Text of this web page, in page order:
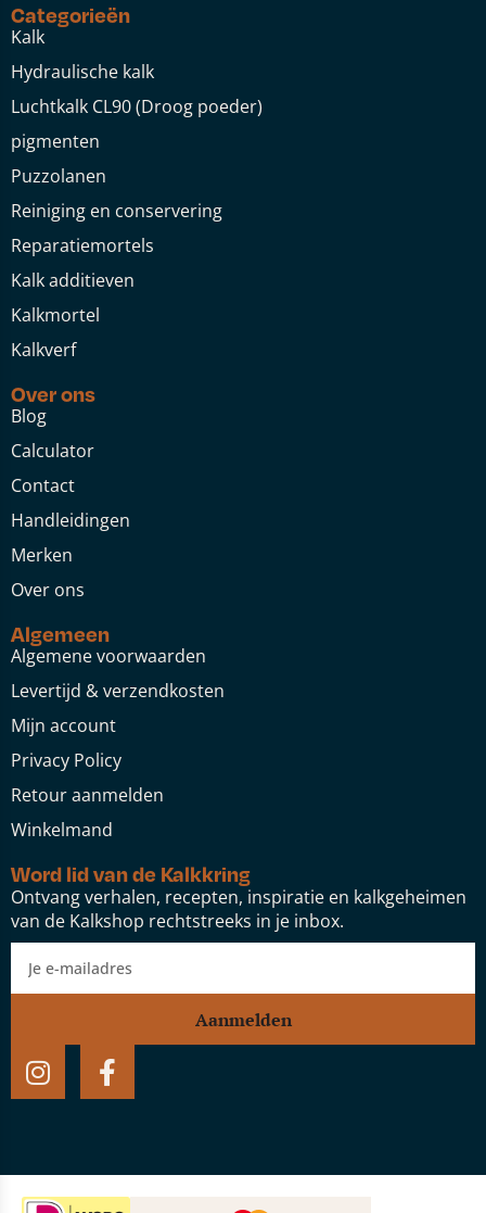
Categorieën
Kalk
Hydraulische kalk
Luchtkalk CL90 (Droog poeder)
pigmenten
Puzzolanen
Reiniging en conservering
Reparatiemortels
Kalk additieven
Kalkmortel
Kalkverf
Over ons
Blog
Calculator
Contact
Handleidingen
Merken
Over ons
Algemeen
Algemene voorwaarden
Levertijd & verzendkosten
Mijn account
Privacy Policy
Retour aanmelden
Winkelmand
Word lid van de Kalkkring
Ontvang verhalen, recepten, inspiratie en kalkgeheimen
van de Kalkshop rechtstreeks in je inbox.
Aanmelden